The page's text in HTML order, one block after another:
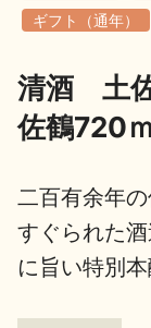
歳時記
ギフト（通年）
清酒 土
佐鶴720ｍ
二百有余年
すぐられた
に旨い特別本